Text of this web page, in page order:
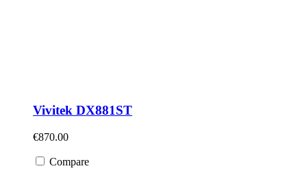
Vivitek DX881ST
€870.00
Compare